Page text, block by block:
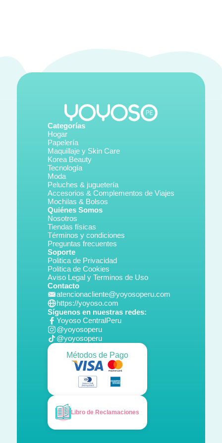
Categorías
Hogar
Papelería
Maquillaje y Skin Care
Korea Beauty
Tecnología
Moda
Peluches & juguetería
Accesorios & Complementos de Viajes
Mochilas & Bolsos
Quiénes Somos
Nosotros
Tiendas físicas
Términos y condiciones
Preguntas frecuentes
Soporte
Politica de Privacidad
Politica de Cookies
Aviso Legal y Terminos de Uso
Contacto
atencionacliente@yoyosoperu.com
https://yoyoso.com
Síguenos en nuestras redes:
Yoyoso CentralPeru
@yoyosoperu
@yoyosoperu
Métodos de Pago
Libro de Reclamaciones